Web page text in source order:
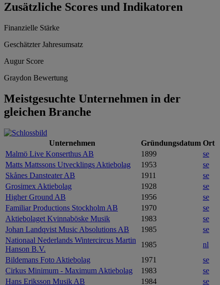
Zusätzliche Scores und Indikatoren
Finanzielle Stärke
Geschätzter Jahresumsatz
Augur Score
Graydon Bewertung
Meistgesuchte Unternehmen in der
gleichen Branche
Unternehmen Gründungsdatum Ort
Malmö Live Konserthus AB
1899
se
Matts Mattssons Utvecklings Aktiebolag
1953
se
Skånes Dansteater AB
1911
se
Grosimex Aktiebolag
1928
se
Higher Ground AB
1956
se
Familiar Productions Stockholm AB
1970
se
Aktiebolaget Kvinnaböske Musik
1983
se
Johan Landqvist Music Absolutions AB
1985
se
Nationaal Nederlands Wintercircus Martin
Hanson B.V.
1985
nl
Bildemans Foto Aktiebolag
1971
se
Cirkus Minimum - Maximum Aktiebolag
1983
se
Hans Eriksson Musik AB
1984 se